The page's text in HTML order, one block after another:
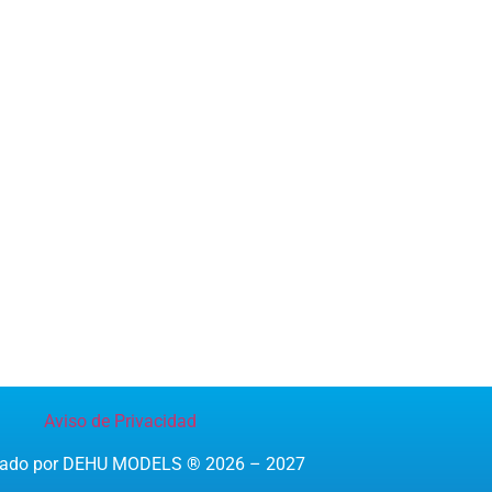
Aviso de Privacidad
por DEHU MODELS ® 2026 – 2027